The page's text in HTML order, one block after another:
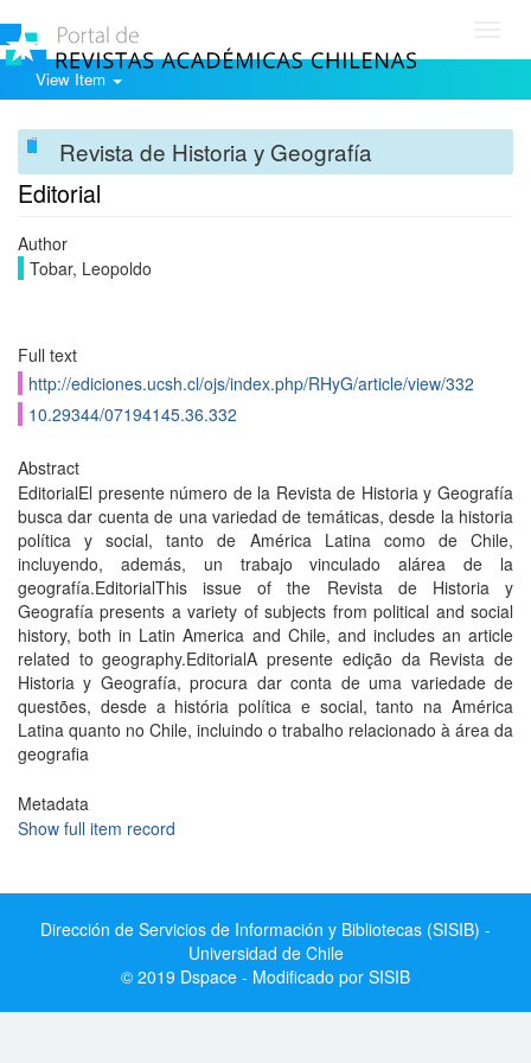
View Item
Revista de Historia y Geografía
Editorial
Author
Tobar, Leopoldo
Full text
http://ediciones.ucsh.cl/ojs/index.php/RHyG/article/view/332
10.29344/07194145.36.332
Abstract
EditorialEl presente número de la Revista de Historia y Geografía
busca dar cuenta de una variedad de temáticas, desde la historia
política y social, tanto de América Latina como de Chile,
incluyendo, además, un trabajo vinculado alárea de la
geografía.EditorialThis issue of the Revista de Historia y
Geografía presents a variety of subjects from political and social
history, both in Latin America and Chile, and includes an article
related to geography.EditorialA presente edição da Revista de
Historia y Geografía, procura dar conta de uma variedade de
questões, desde a história política e social, tanto na América
Latina quanto no Chile, incluindo o trabalho relacionado à área da
geografia
Metadata
Show full item record
Dirección de Servicios de Información y Bibliotecas (SISIB) -
Universidad de Chile
© 2019 Dspace - Modificado por SISIB